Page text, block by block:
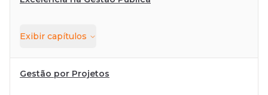
Exibir capítulos
Gestão por Projetos